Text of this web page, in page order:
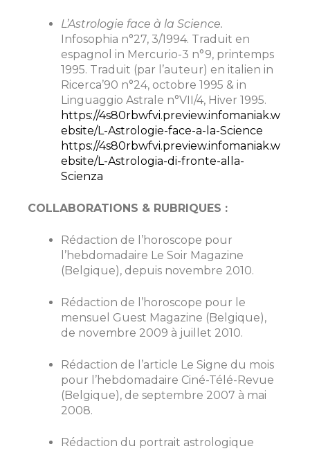
L’Astrologie face à la Science.
Infosophia n°27, 3/1994. Traduit en
espagnol in Mercurio-3 n°9, printemps
1995. Traduit (par l’auteur) en italien in
Ricerca’90 n°24, octobre 1995 & in
Linguaggio Astrale n°VII/4, Hiver 1995.
https://4s80rbwfvi.preview.infomaniak.w
ebsite/L-Astrologie-face-a-la-Science
https://4s80rbwfvi.preview.infomaniak.w
ebsite/L-Astrologia-di-fronte-alla-
Scienza
COLLABORATIONS & RUBRIQUES :
Rédaction de l’horoscope pour
l’hebdomadaire Le Soir Magazine
(Belgique), depuis novembre 2010.
Rédaction de l’horoscope pour le
mensuel Guest Magazine (Belgique),
de novembre 2009 à juillet 2010.
Rédaction de l’article Le Signe du mois
pour l’hebdomadaire Ciné-Télé-Revue
(Belgique), de septembre 2007 à mai
2008.
Rédaction du portrait astrologique